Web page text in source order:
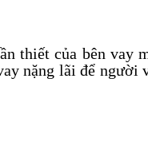
thiết của bên vay
nặng lãi để